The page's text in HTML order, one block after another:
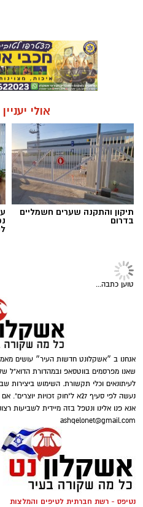
אולי
תיקון והתקנה שערים חשמליים
בדרום
טוען כתבה...
אנחנו ב ״אשקלונט חדשות העיר״ עושים
שאנו מפרסמים בווטסאפ ובמהדורת הדוא"ל
לעיתונאים וכלי תקשורת. השימוש ביצירות
נעשה לפי סעיף 27א ל"חוק זכויות
אנא פנו אלינו ונטפל בזה מיידית לשביעות
ashqelonet@gmail.com
נטיפס - רשת חברתית לטיפים והמלצות